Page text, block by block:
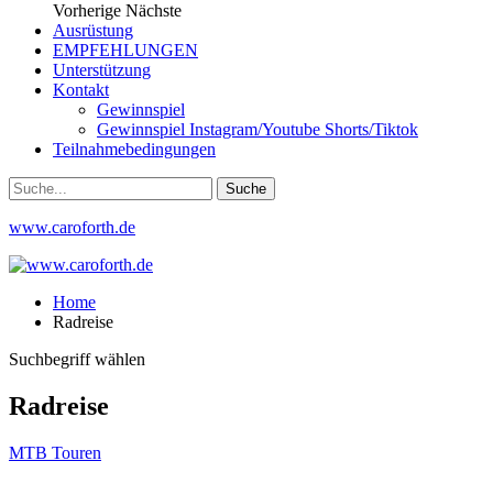
Vorherige Nächste
Ausrüstung
EMPFEHLUNGEN
Unterstützung
Kontakt
Gewinnspiel
Gewinnspiel Instagram/Youtube Shorts/Tiktok
Teilnahmebedingungen
www.caroforth.de
Home
Radreise
Suchbegriff wählen
Radreise
MTB Touren